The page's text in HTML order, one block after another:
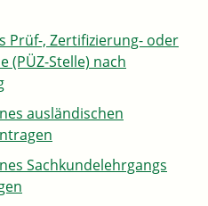
Prüf-, Zertifizierung- oder
(PÜZ-Stelle) nach
ausländischen
Sachkundelehrgangs